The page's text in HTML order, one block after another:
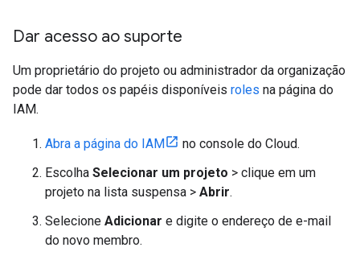
Dar acesso ao suporte
Um proprietário do projeto ou administrador da organização
pode dar todos os papéis disponíveis roles na página do
IAM.
Abra a página do IAM
no console do Cloud.
Escolha Selecionar um projeto > clique em um
projeto na lista suspensa > Abrir.
Selecione Adicionar e digite o endereço de e-mail
do novo membro.